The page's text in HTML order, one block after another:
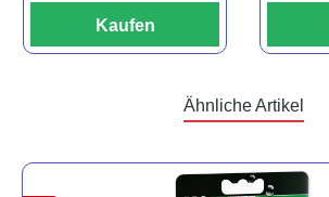
Kaufen
Ähnliche Artikel